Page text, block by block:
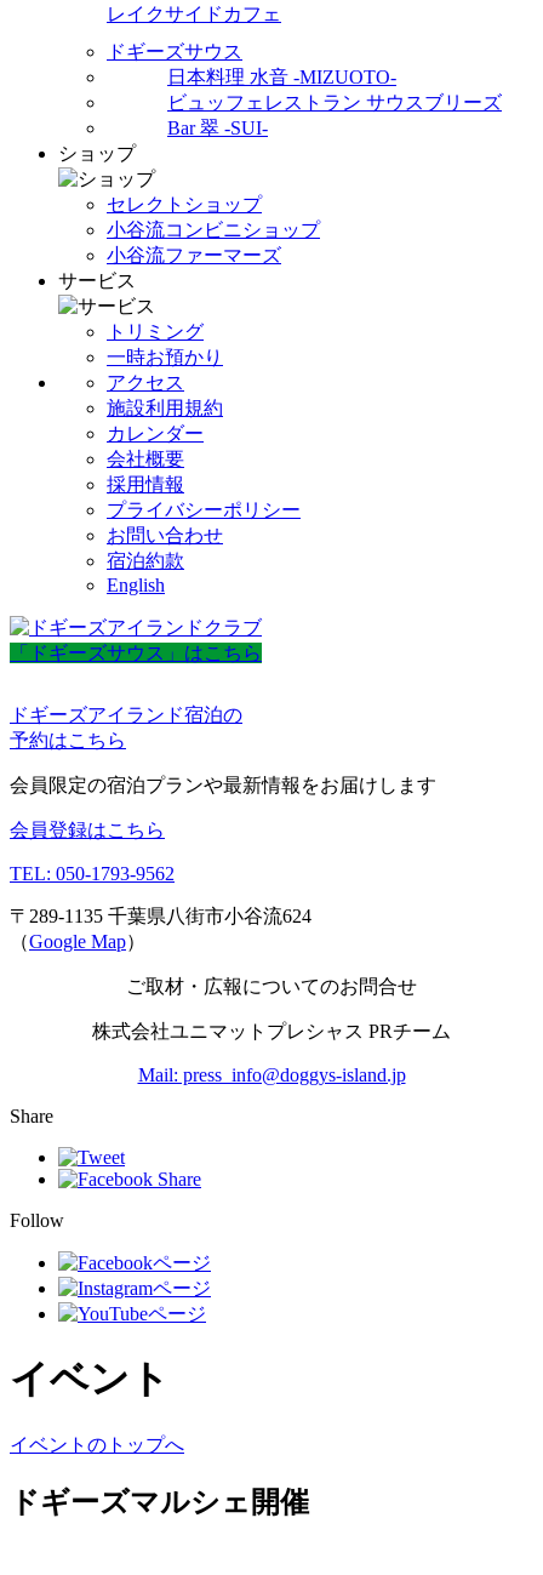
レイクサイドカフェ
ドギーズサウス
日本料理 水音 -MIZUOTO-
ビュッフェレストラン サウスブリーズ
Bar 翠 -SUI-
ショップ
セレクトショップ
小谷流コンビニショップ
小谷流ファーマーズ
サービス
トリミング
一時お預かり
アクセス
施設利用規約
カレンダー
会社概要
採用情報
プライバシーポリシー
お問い合わせ
宿泊約款
English
「ドギーズサウス」はこちら
ドギーズアイランド宿泊の
予約はこちら
会員限定の宿泊プランや最新情報をお届けします
会員登録はこちら
TEL: 050-1793-9562
〒289-1135 千葉県八街市小谷流624
（Google Map）
ご取材・広報についてのお問合せ
株式会社ユニマットプレシャス PRチーム
Mail: press_info@doggys-island.jp
Share
Follow
イベント
イベントのトップへ
ドギーズマルシェ開催